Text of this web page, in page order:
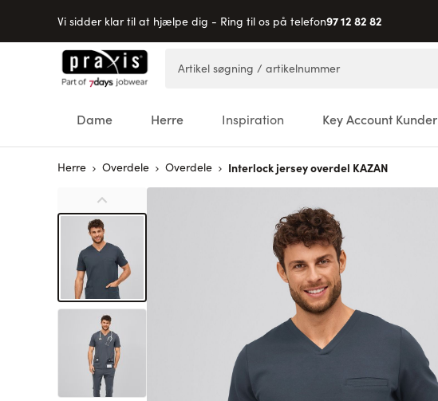
Vi sidder klar til at hjælpe dig - Ring til os på telefon97 12 82 82
Skip to Content
Dame Herre Inspiration Key Account Kunder
Herre Overdele Overdele Interlock jersey overdel KAZAN